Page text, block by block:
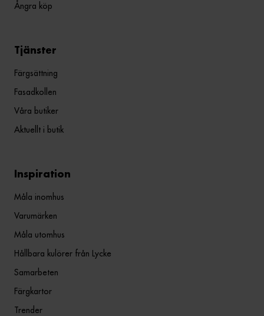
Ångra köp
Tjänster
Färgsättning
Fasadkollen
Våra butiker
Aktuellt i butik
Inspiration
Måla inomhus
Varumärken
Måla utomhus
Hållbara kulörer från Lycke
Samarbeten
Färgkartor
Trender